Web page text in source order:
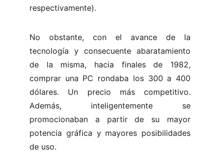
respectivamente).
No obstante, con el avance de la
tecnología y consecuente abaratamiento
de la misma, hacia finales de 1982,
comprar una PC rondaba los 300 a 400
dólares. Un precio más competitivo.
Además, inteligentemente se
promocionaban a partir de su mayor
potencia gráfica y mayores posibilidades
de uso.